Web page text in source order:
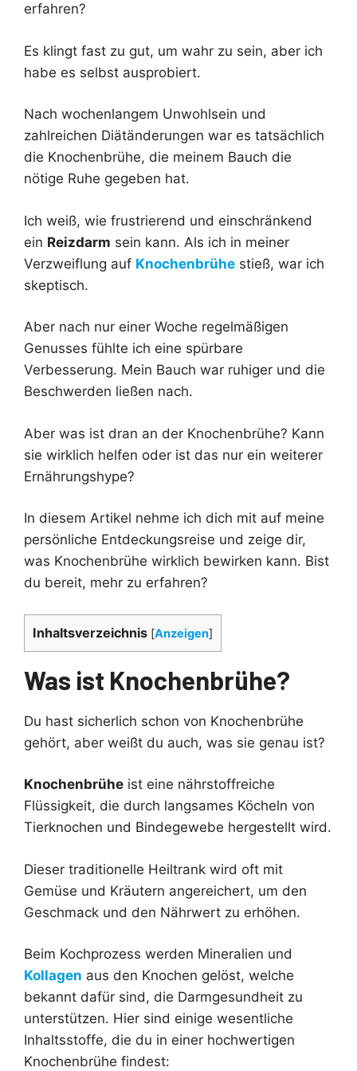
erfahren?
Es klingt fast zu gut, um wahr zu sein, aber ich
habe es selbst ausprobiert.
Nach wochenlangem Unwohlsein und
zahlreichen Diätänderungen war es tatsächlich
die Knochenbrühe, die meinem Bauch die
nötige Ruhe gegeben hat.
Ich weiß, wie frustrierend und einschränkend
ein Reizdarm sein kann. Als ich in meiner
Verzweiflung auf Knochenbrühe stieß, war ich
skeptisch.
Aber nach nur einer Woche regelmäßigen
Genusses fühlte ich eine spürbare
Verbesserung. Mein Bauch war ruhiger und die
Beschwerden ließen nach.
Aber was ist dran an der Knochenbrühe? Kann
sie wirklich helfen oder ist das nur ein weiterer
Ernährungshype?
In diesem Artikel nehme ich dich mit auf meine
persönliche Entdeckungsreise und zeige dir,
was Knochenbrühe wirklich bewirken kann. Bist
du bereit, mehr zu erfahren?
Inhaltsverzeichnis [Anzeigen]
Was ist Knochenbrühe?
Du hast sicherlich schon von Knochenbrühe
gehört, aber weißt du auch, was sie genau ist?
Knochenbrühe ist eine nährstoffreiche
Flüssigkeit, die durch langsames Köcheln von
Tierknochen und Bindegewebe hergestellt wird.
Dieser traditionelle Heiltrank wird oft mit
Gemüse und Kräutern angereichert, um den
Geschmack und den Nährwert zu erhöhen.
Beim Kochprozess werden Mineralien und
Kollagen aus den Knochen gelöst, welche
bekannt dafür sind, die Darmgesundheit zu
unterstützen. Hier sind einige wesentliche
Inhaltsstoffe, die du in einer hochwertigen
Knochenbrühe findest: